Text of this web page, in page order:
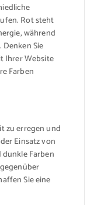
Rot steht
während
Sie
Ihrer Website
Farben
zu erregen und
Einsatz von
Farben
Sie eine